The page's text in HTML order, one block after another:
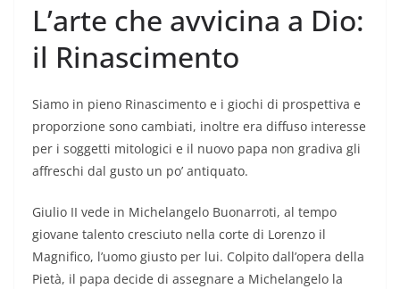
L’arte che avvicina a Dio:
il Rinascimento
Siamo in pieno Rinascimento e i giochi di prospettiva e
proporzione sono cambiati, inoltre era diffuso interesse
per i soggetti mitologici e il nuovo papa non gradiva gli
affreschi dal gusto un po’ antiquato.
Giulio II vede in Michelangelo Buonarroti, al tempo
giovane talento cresciuto nella corte di Lorenzo il
Magnifico, l’uomo giusto per lui. Colpito dall’opera della
Pietà, il papa decide di assegnare a Michelangelo la